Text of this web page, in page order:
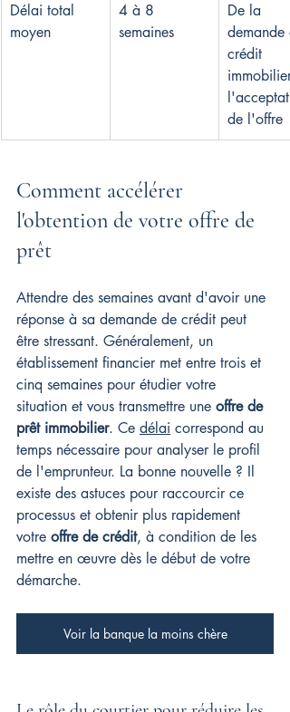
Délai total
moyen
4 à 8
semaines
De la
demande
crédit
de l'offre
Comment accélérer
l'obtention de votre offre de
prêt
Attendre des semaines avant d'avoir une
réponse à sa demande de crédit peut
être stressant. Généralement, un
établissement financier met entre trois et
cinq semaines pour étudier votre
situation et vous transmettre une offre de
prêt immobilier. Ce délai correspond au
temps nécessaire pour analyser le profil
de l'emprunteur. La bonne nouvelle ? Il
existe des astuces pour raccourcir ce
processus et obtenir plus rapidement
votre offre de crédit, à condition de les
mettre en œuvre dès le début de votre
démarche.
Voir la banque la moins chère